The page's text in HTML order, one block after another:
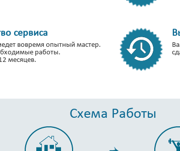
сервиса
вовремя опытный мастер.
работы.
месяцев.
Схема Работы